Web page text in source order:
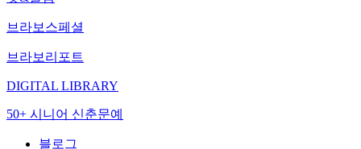
브라보스페셜
브라보리포트
DIGITAL LIBRARY
50+ 시니어 신춘문예
블로그